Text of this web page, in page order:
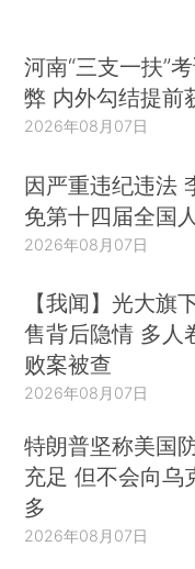
河南“三支一扶”
弊 内外勾结提前
2026年08月07日
因严重违纪违法
免第十四届全国
2026年08月07日
【我闻】光大旗
售背后隐情 多人
败案被查
2026年08月07日
特朗普坚称美国
充足 但不会向乌
多
2026年08月07日